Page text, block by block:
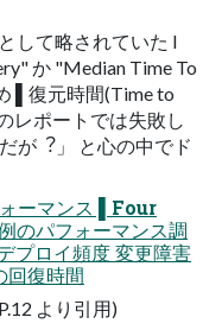
して略されていた l
か "Median Time To
▌復元時間(Time to
レポートでは失敗し
が︖」 と⼼の中でド
ーマンス ▌Four
のパフォーマンス調
プロイ頻度 変更障害
回復時間
より引⽤)